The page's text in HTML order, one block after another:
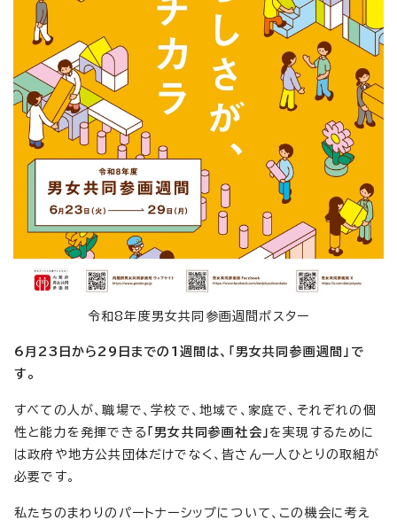
令和8年度男女共同参画週間ポスター
6月23日から29日までの1週間は、「男女共同参画週間」で
す。
すべての人が、職場で、学校で、地域で、家庭で、それぞれの個
性と能力を発揮できる 「男女共同参画社会」 を実現するために
は政府や地方公共団体だけでなく、皆さん一人ひとりの取組が
必要です。
私たちのまわりのパートナーシップについて、この機会に考え